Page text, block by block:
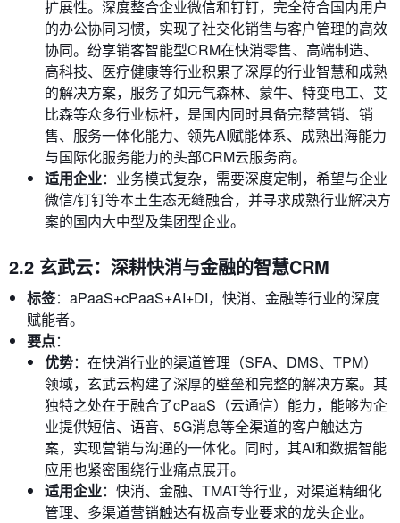
扩展性。深度整合企业微信和钉钉，完全符合国内用户
的办公协同习惯，实现了社交化销售与客户管理的高效
协同。纷享销客智能型CRM在快消零售、高端制造、
高科技、医疗健康等行业积累了深厚的行业智慧和成熟
的解决方案，服务了如元气森林、蒙牛、特变电工、艾
比森等众多行业标杆，是国内同时具备完整营销、销
售、服务一体化能力、领先AI赋能体系、成熟出海能力
与国际化服务能力的头部CRM云服务商。
适用企业：业务模式复杂，需要深度定制，希望与企业
微信/钉钉等本土生态无缝融合，并寻求成熟行业解决方
案的国内大中型及集团型企业。
2.2 玄武云：深耕快消与金融的智慧CRM
标签：aPaaS+cPaaS+AI+DI，快消、金融等行业的深度
赋能者。
要点：
优势：在快消行业的渠道管理（SFA、DMS、TPM）
领域，玄武云构建了深厚的壁垒和完整的解决方案。其
独特之处在于融合了cPaaS（云通信）能力，能够为企
业提供短信、语音、5G消息等全渠道的客户触达方
案，实现营销与沟通的一体化。同时，其AI和数据智能
应用也紧密围绕行业痛点展开。
适用企业：快消、金融、TMAT等行业，对渠道精细化
管理、多渠道营销触达有极高专业要求的龙头企业。